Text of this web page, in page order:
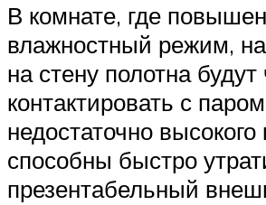
В комнате, где
влажностный режим,
на стену полотна будут
контактировать с
недостаточно высокого
способны быстро
презентабельный